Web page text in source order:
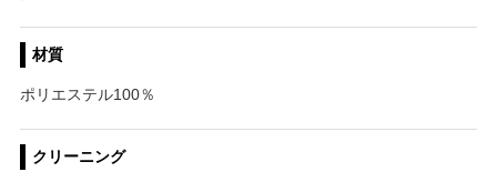
材質
ポリエステル100％
クリーニング